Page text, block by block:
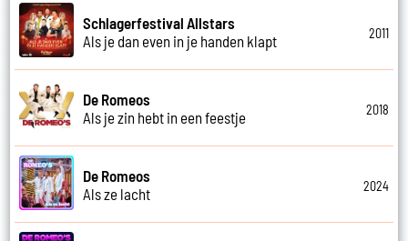
Schlagerfestival Allstars
Als je dan even in je handen klapt
2011
De Romeos
Als je zin hebt in een feestje
2018
De Romeos
Als ze lacht
2024